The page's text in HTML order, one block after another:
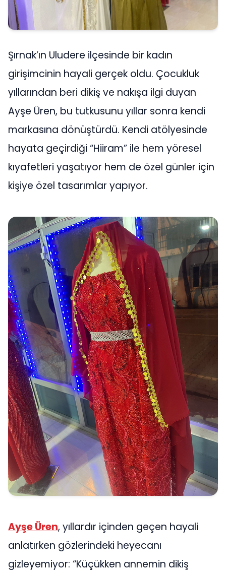
Şırnak’ın Uludere ilçesinde bir kadın
girişimcinin hayali gerçek oldu. Çocukluk
yıllarından beri dikiş ve nakışa ilgi duyan
Ayşe Üren, bu tutkusunu yıllar sonra kendi
markasına dönüştürdü. Kendi atölyesinde
hayata geçirdiği “Hiiram” ile hem yöresel
kıyafetleri yaşatıyor hem de özel günler için
kişiye özel tasarımlar yapıyor.
Ayşe Üren, yıllardır içinden geçen hayali
anlatırken gözlerindeki heyecanı
gizleyemiyor: “Küçükken annemin dikiş